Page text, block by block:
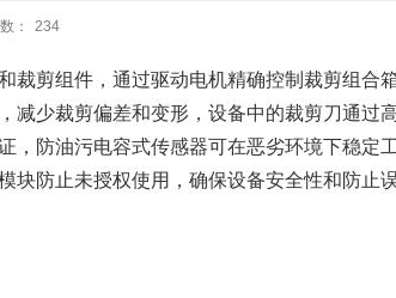
： 234
剪组件，通过驱动电机精确控制裁剪组合
少裁剪偏差和变形，设备中的裁剪刀通过
防油污电容式传感器可在恶劣环境下稳定
防止未授权使用，确保设备安全性和防止误